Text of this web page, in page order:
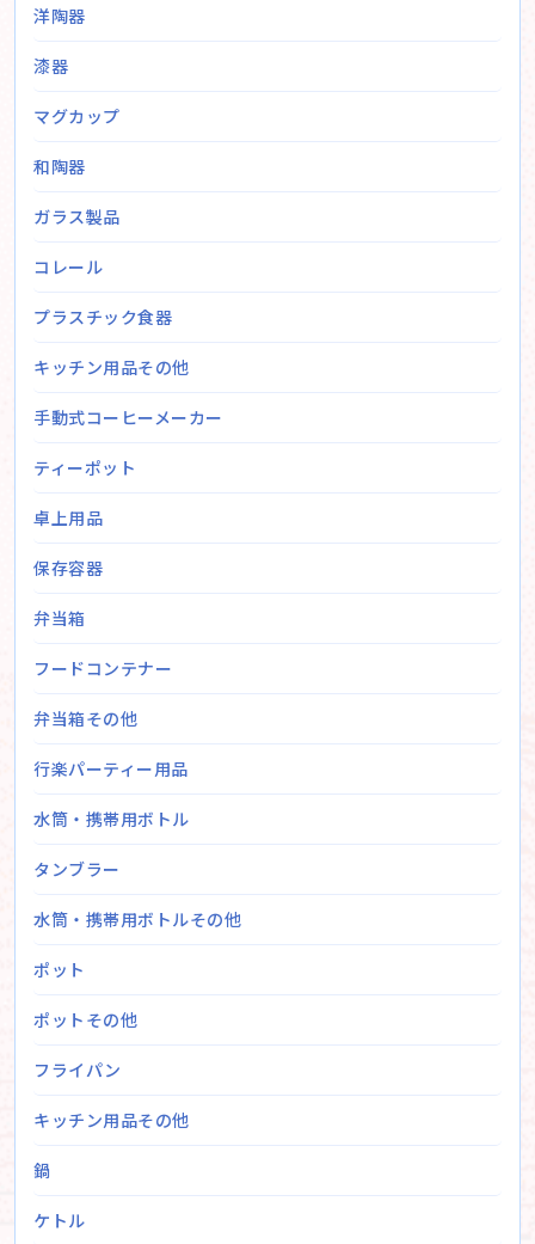
洋陶器
漆器
マグカップ
和陶器
ガラス製品
コレール
プラスチック食器
キッチン用品その他
手動式コーヒーメーカー
ティーポット
卓上用品
保存容器
弁当箱
フードコンテナー
弁当箱その他
行楽パーティー用品
水筒・携帯用ボトル
タンブラー
水筒・携帯用ボトルその他
ポット
ポットその他
フライパン
キッチン用品その他
鍋
ケトル